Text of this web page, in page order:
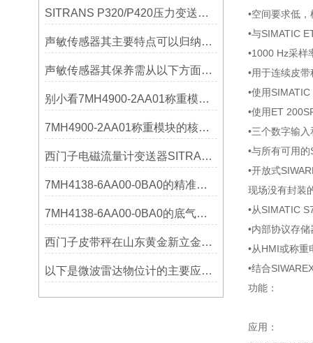
SITRANS P320/P420压力变送器概述
声敏传感器其主要特点可以归纳为以下几个核心维度
声敏传感器其保养需从以下方面入手
别小看7MH4900-2AA01称重模块！这些你日常接触的领域，早已离不开它
7MH4900-2AA01称重模块的核心亮点，藏着让效率翻倍的“关键密码”
西门子电磁流量计变送器SITRANS FMT020的功能
7MH4138-6AA00-0BA0的精准从何而来？关键组成部分，藏着答案！
7MH4138-6AA00-0BA0的底气：这些核心功能，让精准称重不再是难题
西门子皮带秤在山东黄金新立金矿的成功应用
以下是微波雷达物位计的主要应用领域及具体场景分析
•空间要求低
•与SIMATIC
•1000 Hz采样
•用于连续皮
•使用
•使用ET
•三个数字输
•与所有可用
•开放式
现场没有封装
•从SIMATIC
•内部协议存
•从HMI或称
•结合
功能：
应用：